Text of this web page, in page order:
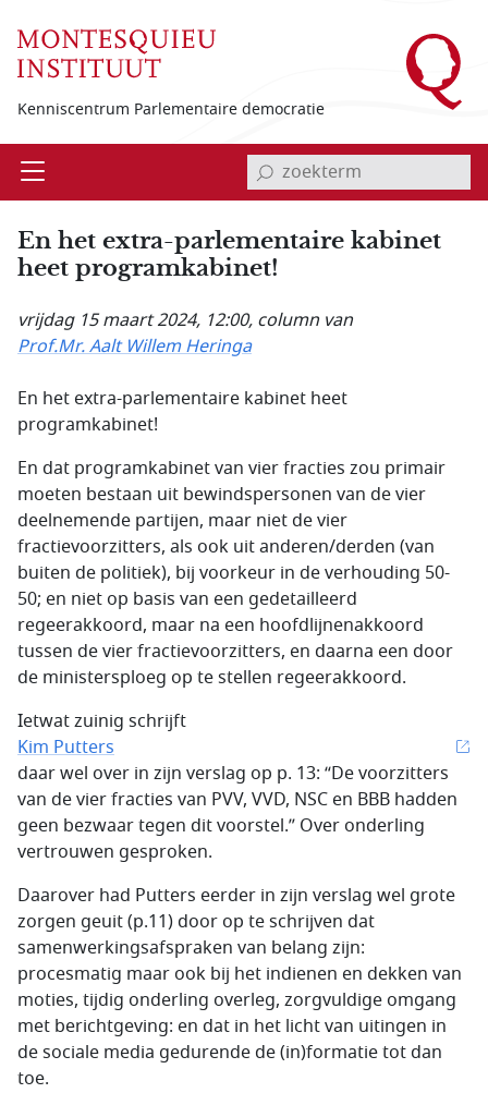
Kenniscentrum Parlementaire democratie
Open invoerveld zoekterm
En het extra-parlementaire kabinet
heet program­kabinet!
vrijdag 15 maart 2024, 12:00, column van
Prof.Mr. Aalt Willem Heringa
En het extra-parlementaire kabinet heet
programkabinet!
En dat programkabinet van vier fracties zou primair
moeten bestaan uit bewindspersonen van de vier
deelnemende partijen, maar niet de vier
fractievoorzitters, als ook uit anderen/derden (van
buiten de politiek), bij voorkeur in de verhouding 50-
50; en niet op basis van een gedetailleerd
regeerakkoord, maar na een hoofdlijnenakkoord
tussen de vier fractievoorzitters, en daarna een door
de ministersploeg op te stellen regeerakkoord.
Ietwat zuinig schrijft
Kim Putters
daar wel over in zijn verslag op p. 13: “De voorzitters
van de vier fracties van PVV, VVD, NSC en BBB hadden
geen bezwaar tegen dit voorstel.” Over onderling
vertrouwen gesproken.
Daarover had Putters eerder in zijn verslag wel grote
zorgen geuit (p.11) door op te schrijven dat
samenwerkingsafspraken van belang zijn:
procesmatig maar ook bij het indienen en dekken van
moties, tijdig onderling overleg, zorgvuldige omgang
met berichtgeving: en dat in het licht van uitingen in
de sociale media gedurende de (in)formatie tot dan
toe.